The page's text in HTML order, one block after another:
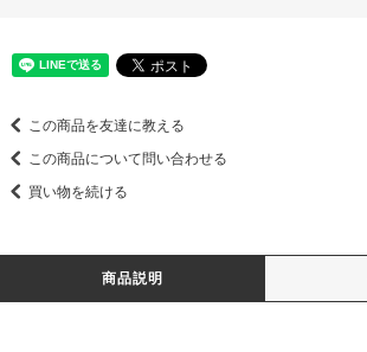
この商品を友達に教える
この商品について問い合わせる
買い物を続ける
商品説明